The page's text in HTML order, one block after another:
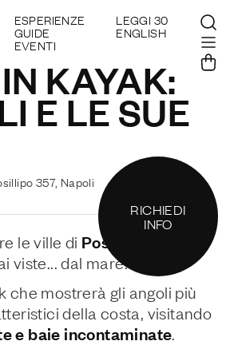
ESPERIENZE
GUIDE
EVENTI
LEGGI 30
ENGLISH
KAYAK:
E LE SUE
357, Napoli
RICHIEDI
INFO
le ville di Posillipo
viste... dal mare!
che mostrerà gli angoli più
della costa, visitando
e baie incontaminate